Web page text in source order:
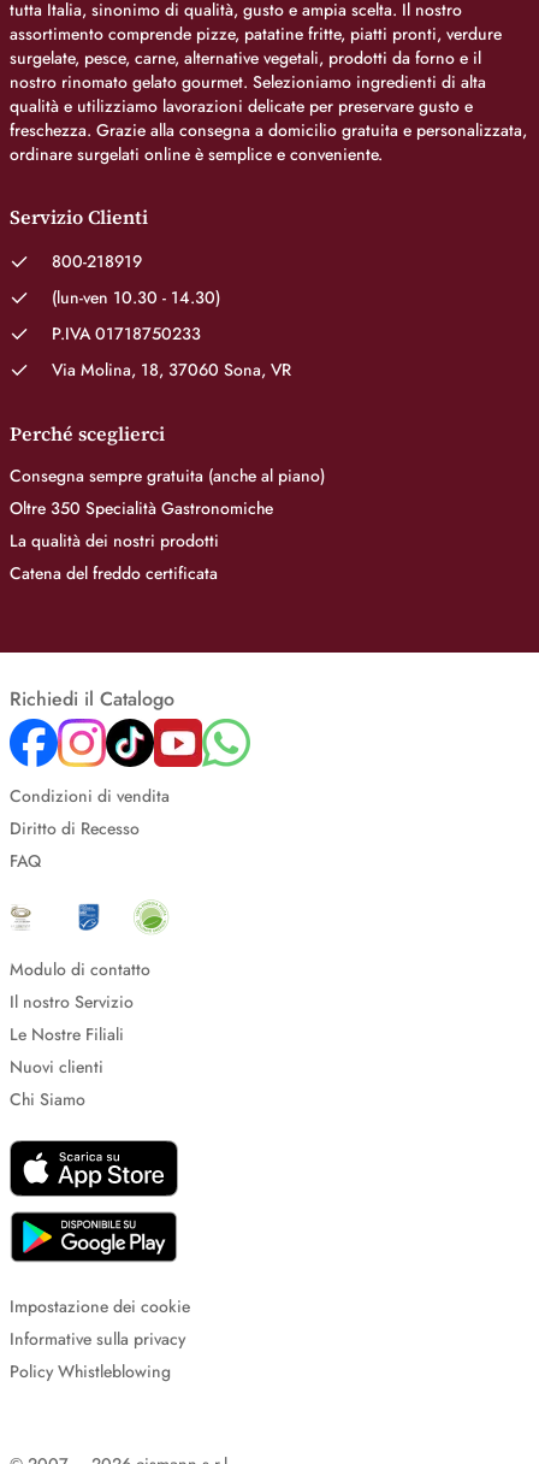
tutta Italia, sinonimo di qualità, gusto e ampia scelta. Il nostro
assortimento comprende pizze, patatine fritte, piatti pronti, verdure
surgelate, pesce, carne, alternative vegetali, prodotti da forno e il
nostro rinomato gelato gourmet. Selezioniamo ingredienti di alta
qualità e utilizziamo lavorazioni delicate per preservare gusto e
freschezza. Grazie alla consegna a domicilio gratuita e personalizzata,
ordinare surgelati online è semplice e conveniente.
Servizio Clienti
800-218919
(lun-ven 10.30 - 14.30)
P.IVA 01718750233
Via Molina, 18, 37060 Sona, VR
Perché sceglierci
Consegna sempre gratuita (anche al piano)
Oltre 350 Specialità Gastronomiche
La qualità dei nostri prodotti
Catena del freddo certificata
Richiedi il Catalogo
Condizioni di vendita
Diritto di Recesso
FAQ
Modulo di contatto
Il nostro Servizio
Le Nostre Filiali
Nuovi clienti
Chi Siamo
Impostazione dei cookie
Informative sulla privacy
Policy Whistleblowing